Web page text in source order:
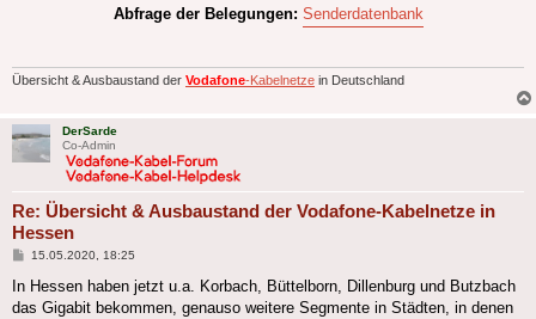
Abfrage der Belegungen: Senderdatenbank
Übersicht & Ausbaustand der Vodafone-Kabelnetze in Deutschland
DerSarde
Co-Admin
Re: Übersicht & Ausbaustand der Vodafone-Kabelnetze in
Hessen
Beitrag
15.05.2020, 18:25
In Hessen haben jetzt u.a. Korbach, Büttelborn, Dillenburg und Butzbach
das Gigabit bekommen, genauso weitere Segmente in Städten, in denen